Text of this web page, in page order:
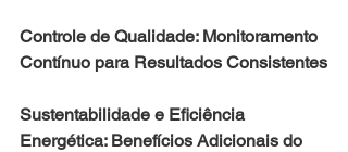
Controle de Qualidade: Monitoramento
Contínuo para Resultados Consistentes
Sustentabilidade e Eficiência
Energética: Benefícios Adicionais do